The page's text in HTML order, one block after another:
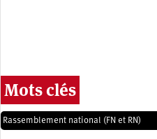
Mots clés
Rassemblement national (FN et RN)